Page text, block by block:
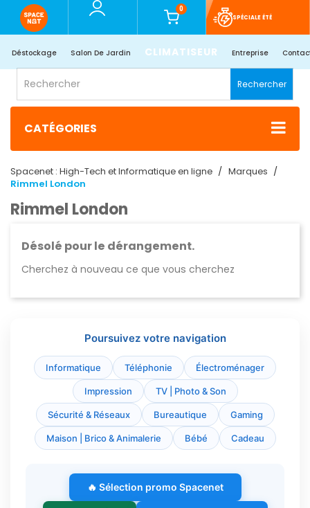
0
SPÉCIALE ÉTÉ
Déstockage Salon De Jardin CLIMATISEUR Entreprise
Rechercher
CATÉGORIES
Spacenet : High-Tech et Informatique en ligne
Marques
Rimmel London
Rimmel London
Désolé pour le dérangement.
Cherchez à nouveau ce que vous cherchez
Poursuivez votre navigation
Informatique Téléphonie Électroménager
Impression TV | Photo & Son
Sécurité & Réseaux Bureautique Gaming
Maison | Brico & Animalerie Bébé Cadeau
🔥 Sélection promo Spacenet